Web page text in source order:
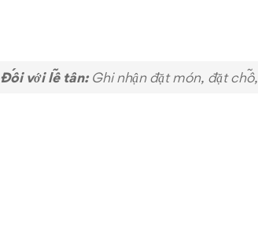
Đối với lễ tân:Ghi nhận đặt món, đặt